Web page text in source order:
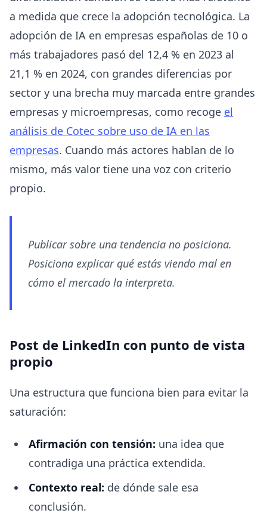
a medida que crece la adopción tecnológica. La
adopción de IA en empresas españolas de 10 o
más trabajadores pasó del 12,4 % en 2023 al
21,1 % en 2024, con grandes diferencias por
sector y una brecha muy marcada entre grandes
empresas y microempresas, como recoge el
análisis de Cotec sobre uso de IA en las
empresas. Cuando más actores hablan de lo
mismo, más valor tiene una voz con criterio
propio.
Publicar sobre una tendencia no posiciona.
Posiciona explicar qué estás viendo mal en
cómo el mercado la interpreta.
Post de LinkedIn con punto de vista
propio
Una estructura que funciona bien para evitar la
saturación:
Afirmación con tensión: una idea que
contradiga una práctica extendida.
Contexto real: de dónde sale esa
conclusión.